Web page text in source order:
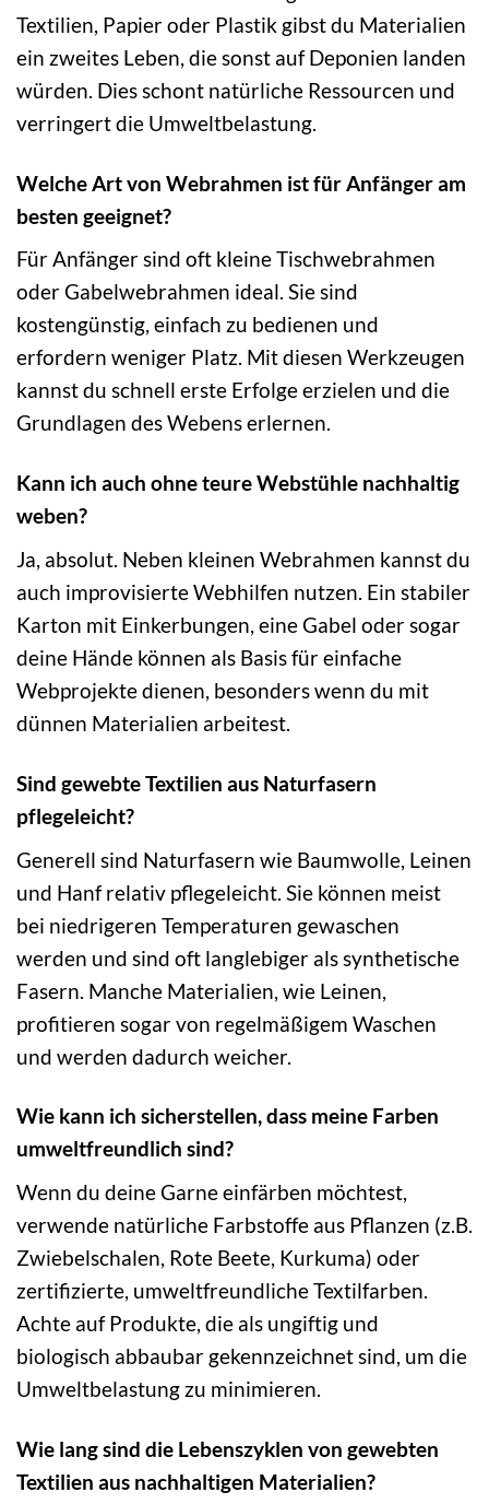
Textilien, Papier oder Plastik gibst du Materialien
ein zweites Leben, die sonst auf Deponien landen
würden. Dies schont natürliche Ressourcen und
verringert die Umweltbelastung.
Welche Art von Webrahmen ist für Anfänger am
besten geeignet?
Für Anfänger sind oft kleine Tischwebrahmen
oder Gabelwebrahmen ideal. Sie sind
kostengünstig, einfach zu bedienen und
erfordern weniger Platz. Mit diesen Werkzeugen
kannst du schnell erste Erfolge erzielen und die
Grundlagen des Webens erlernen.
Kann ich auch ohne teure Webstühle nachhaltig
weben?
Ja, absolut. Neben kleinen Webrahmen kannst du
auch improvisierte Webhilfen nutzen. Ein stabiler
Karton mit Einkerbungen, eine Gabel oder sogar
deine Hände können als Basis für einfache
Webprojekte dienen, besonders wenn du mit
dünnen Materialien arbeitest.
Sind gewebte Textilien aus Naturfasern
pflegeleicht?
Generell sind Naturfasern wie Baumwolle, Leinen
und Hanf relativ pflegeleicht. Sie können meist
bei niedrigeren Temperaturen gewaschen
werden und sind oft langlebiger als synthetische
Fasern. Manche Materialien, wie Leinen,
profitieren sogar von regelmäßigem Waschen
und werden dadurch weicher.
Wie kann ich sicherstellen, dass meine Farben
umweltfreundlich sind?
Wenn du deine Garne einfärben möchtest,
verwende natürliche Farbstoffe aus Pflanzen (z.B.
Zwiebelschalen, Rote Beete, Kurkuma) oder
zertifizierte, umweltfreundliche Textilfarben.
Achte auf Produkte, die als ungiftig und
biologisch abbaubar gekennzeichnet sind, um die
Umweltbelastung zu minimieren.
Wie lang sind die Lebenszyklen von gewebten
Textilien aus nachhaltigen Materialien?